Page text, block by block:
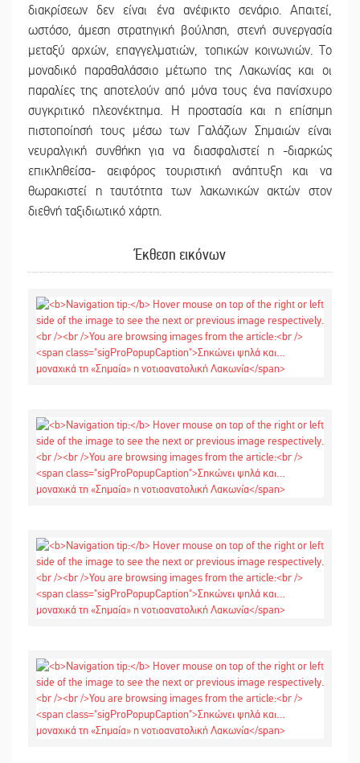
διακρίσεων δεν είναι ένα ανέφικτο σενάριο. Απαιτεί,
ωστόσο, άμεση στρατηγική βούληση, στενή συνεργασία
μεταξύ αρχών, επαγγελματιών, τοπικών κοινωνιών. Το
μοναδικό παραθαλάσσιο μέτωπο της Λακωνίας και οι
παραλίες της αποτελούν από μόνα τους ένα πανίσχυρο
συγκριτικό πλεονέκτημα. Η προστασία και η επίσημη
πιστοποίησή τους μέσω των Γαλάζιων Σημαιών είναι
νευραλγική συνθήκη για να διασφαλιστεί η -διαρκώς
επικληθείσα- αειφόρος τουριστική ανάπτυξη και να
θωρακιστεί η ταυτότητα των λακωνικών ακτών στον
διεθνή ταξιδιωτικό χάρτη.
Έκθεση εικόνων